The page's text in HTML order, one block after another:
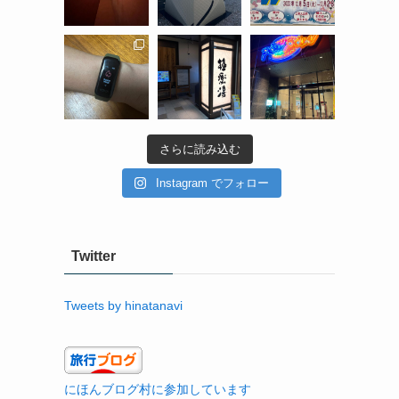
さらに読み込む
Instagram でフォロー
Twitter
Tweets by hinatanavi
にほんブログ村に参加しています